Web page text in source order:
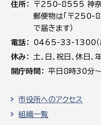
住所
〒250-8555 神奈
郵便物は「〒250-
で届きます）
電話
0465-33-1300（
休み
土､日､祝日、休日
開庁時間
平日8時30分
市役所へのアクセス
組織一覧